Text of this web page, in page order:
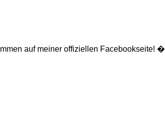
auf meiner offiziellen Facebookseite! �